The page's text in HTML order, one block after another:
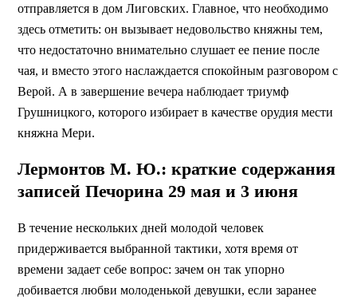
отправляется в дом Лиговских. Главное, что необходимо
здесь отметить: он вызывает недовольство княжны тем,
что недостаточно внимательно слушает ее пение после
чая, и вместо этого наслаждается спокойным разговором с
Верой. А в завершение вечера наблюдает триумф
Грушницкого, которого избирает в качестве орудия мести
княжна Мери.
Лермонтов М. Ю.: краткие содержания
записей Печорина 29 мая и 3 июня
В течение нескольких дней молодой человек
придерживается выбранной тактики, хотя время от
времени задает себе вопрос: зачем он так упорно
добивается любви молоденькой девушки, если заранее